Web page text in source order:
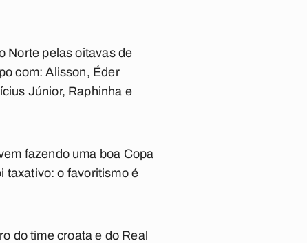
Norte pelas oitavas de
com:Alisson, Éder
Júnior, Raphinha e
fazendo uma boa Copa
taxativo: o favoritismo é
do time croata e do Real